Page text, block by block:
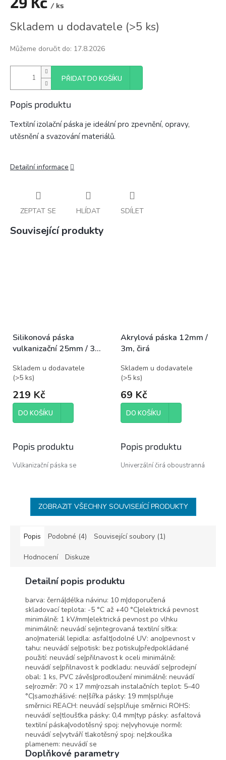
/ ks
cena:
Skladem u dodavatele (>5 ks)
Můžeme doručit do: 17.8.2026
PŘIDAT DO KOŠÍKU
Popis produktu
Textilní izolační páska je ideální pro zpevnění, opravy,
utěsnění a svazování materiálů.
Detailní informace
ZEPTAT SE HLÍDAT SDÍLET
Související produkty
Silikonová páska
vulkanizační 25mm / 3m
Skladem u dodavatele
(>5 ks)
219 Kč
DO KOŠÍKU
Popis produktu
Vulkanizační páska se
podmínkám a je vodotěsná.
Akrylová páska 12mm /
3m, čirá
Skladem u dodavatele
(>5 ks)
69 Kč
DO KOŠÍKU
Popis produktu
Univerzální čirá oboustranná
přilne k povrchovým
nerovnostem. Lepí ke všem
přilnavostí a odolností vůči
ZOBRAZIT VŠECHNY SOUVISEJÍCÍ PRODUKTY
Popis Podobné (4) Související soubory (1)
Hodnocení Diskuze
Detailní popis produktu
barva: černá|délka návinu: 10 m|doporučená
skladovací teplota: -5 °C až +40 °C|elektrická pevnost
minimálně: 1 kV/mm|elektrická pevnost po vlhku
minimálně: neuvádí se|integrovaná textilní síťka:
ano|materiál lepidla: asfalt|odolné UV: ano|pevnost v
tahu: neuvádí se|potisk: bez potisku|předpokládané
použití: neuvádí se|přilnavost k oceli minimálně:
neuvádí se|přilnavost k podkladu: neuvádí se|prodejní
obal: 1 ks, PVC závěs|prodloužení minimálně: neuvádí
se|rozměr: 70 × 17 mm|rozsah instalačních teplot: 5–40
°C|samozhášivé: ne|šířka pásky: 19 mm|splňuje
směrnici REACH: neuvádí se|splňuje směrnici ROHS:
neuvádí se|tloušťka pásky: 0,4 mm|typ pásky: asfaltová
textilní páska|vodotěsný spoj: ne|vyhovuje normě:
neuvádí se|vytváří tlakotěsný spoj: ne|zkouška
plamenem: neuvádí se
Doplňkové parametry